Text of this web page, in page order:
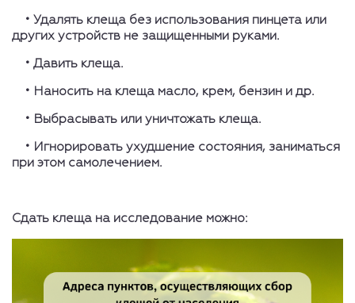
• Удалять клеща без использования пинцета или
других устройств не защищенными руками.
• Давить клеща.
• Наносить на клеща масло, крем, бензин и др.
• Выбрасывать или уничтожать клеща.
• Игнорировать ухудшение состояния, заниматься
при этом самолечением.
Сдать клеща на исследование можно: